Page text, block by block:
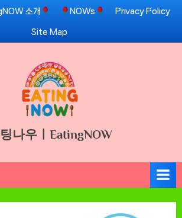
소개 NOWs Privacy Policy
Site Map
나우ㅣEatingNOW